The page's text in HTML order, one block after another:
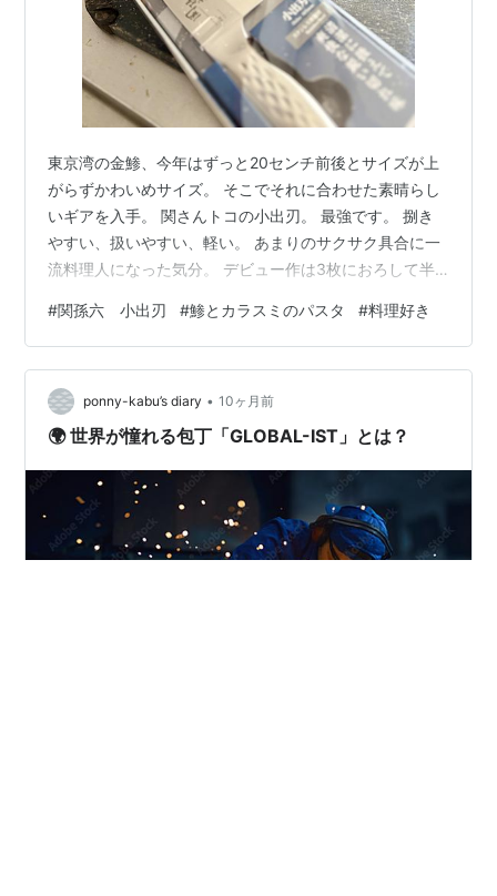
東京湾の金鯵、今年はずっと20センチ前後とサイズが上
がらずかわいめサイズ。 そこでそれに合わせた素晴らし
いギアを入手。 関さんトコの小出刃。 最強です。 捌き
やすい、扱いやすい、軽い。 あまりのサクサク具合に一
流料理人になった気分。 デビュー作は3枚におろして半
ルパスタ magoroku cutterで〜 とても美味しかったで
す。 が、 昨日のブログ今半だった、 落差感(ﾟ∀ﾟ)‥‥。
#関孫六 小出刃 #鯵とカラスミのパスタ #料理好き
ponny-kabu’s diary • 10ヶ月前
🌍 世界が憧れる包丁「GLOBAL-IST」とは？